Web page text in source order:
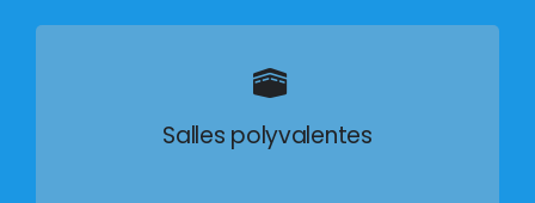
Salles polyvalentes